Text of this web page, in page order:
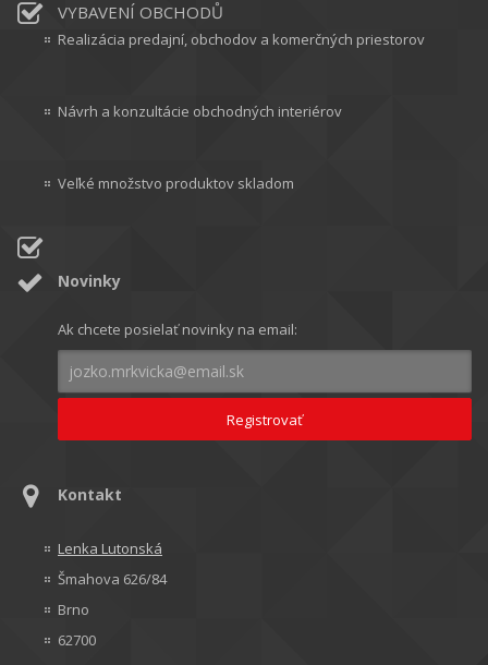
VYBAVENÍ OBCHODŮ
Realizácia predajní, obchodov a komerčných priestorov
Návrh a konzultácie obchodných interiérov
Veľké množstvo produktov skladom
Novinky
Ak chcete posielať novinky na email:
Kontakt
Lenka Lutonská
Šmahova 626/84
Brno
62700